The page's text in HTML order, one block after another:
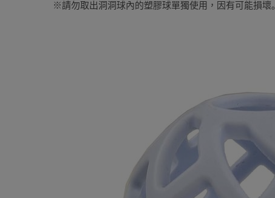
※請勿取出洞洞球內的塑膠球單獨使用，因有可能損壞｡